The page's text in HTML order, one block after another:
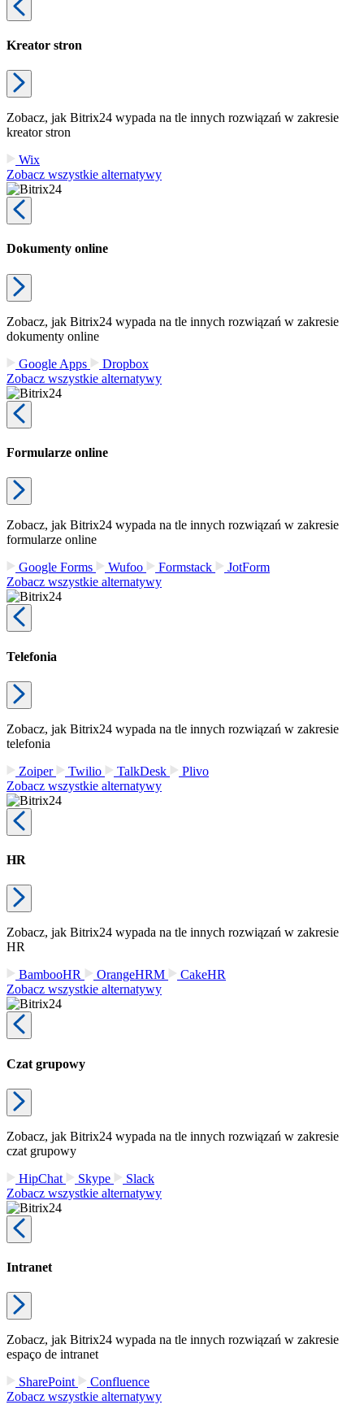
Kreator stron
Zobacz, jak Bitrix24 wypada na tle innych rozwiązań w zakresie
kreator stron
Wix
Zobacz wszystkie alternatywy
Dokumenty online
Zobacz, jak Bitrix24 wypada na tle innych rozwiązań w zakresie
dokumenty online
Google Apps
Dropbox
Zobacz wszystkie alternatywy
Formularze online
Zobacz, jak Bitrix24 wypada na tle innych rozwiązań w zakresie
formularze online
Google Forms
Wufoo Formstack
JotForm
Zobacz wszystkie alternatywy
Telefonia
Zobacz, jak Bitrix24 wypada na tle innych rozwiązań w zakresie
telefonia
Zoiper
Twilio TalkDesk
Plivo
Zobacz wszystkie alternatywy
HR
Zobacz, jak Bitrix24 wypada na tle innych rozwiązań w zakresie
HR
BambooHR
OrangeHRM
CakeHR
Zobacz wszystkie alternatywy
Czat grupowy
Zobacz, jak Bitrix24 wypada na tle innych rozwiązań w zakresie
czat grupowy
HipChat
Skype
Slack
Zobacz wszystkie alternatywy
Intranet
Zobacz, jak Bitrix24 wypada na tle innych rozwiązań w zakresie
espaço de intranet
SharePoint
Confluence
Zobacz wszystkie alternatywy